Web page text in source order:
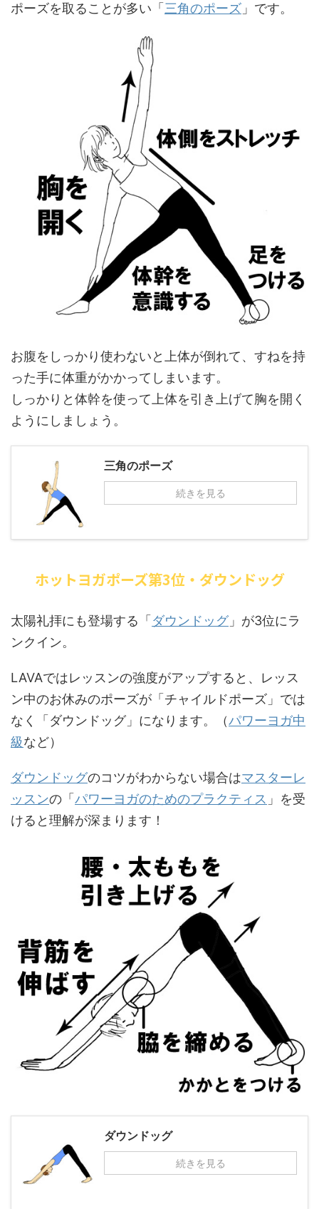
ポーズを取ることが多い「 三角のポーズ 」です。
お腹をしっかり使わないと上体が倒れて、すねを持
った手に体重がかかってしまいます。
しっかりと体幹を使って上体を引き上げて胸を開く
ようにしましょう。
三角のポーズ
続きを見る
ホットヨガポーズ第3位・ダウンドッグ
太陽礼拝にも登場する「 ダウンドッグ」が3位にラ
ンクイン。
LAVAではレッスンの強度がアップすると、レッス
ン中のお休みのポーズが「チャイルドポーズ」では
なく「ダウンドッグ」になります。（パワーヨガ中
級など）
ダウンドッグのコツがわからない場合はマスターレ
ッスンの「 パワーヨガのためのプラクティス 」を受
けると理解が深まります！
ダウンドッグ
続きを見る